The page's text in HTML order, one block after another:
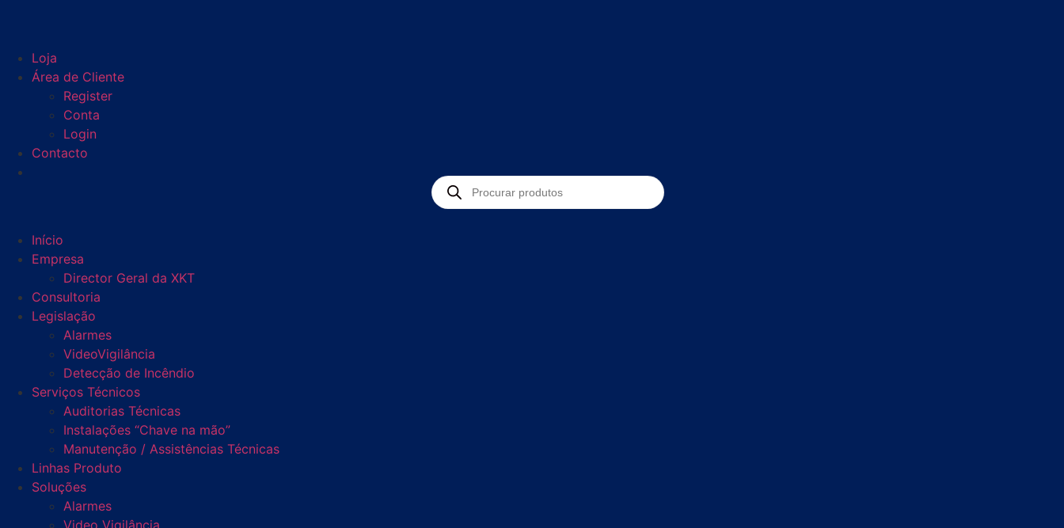
Loja
Área de Cliente
Register
Conta
Login
Contacto
Início
Empresa
Director Geral da XKT
Consultoria
Legislação
Alarmes
VideoVigilância
Detecção de Incêndio
Serviços Técnicos
Auditorias Técnicas
Instalações “Chave na mão”
Manutenção / Assistências Técnicas
Linhas Produto
Soluções
Alarmes
Video Vigilância